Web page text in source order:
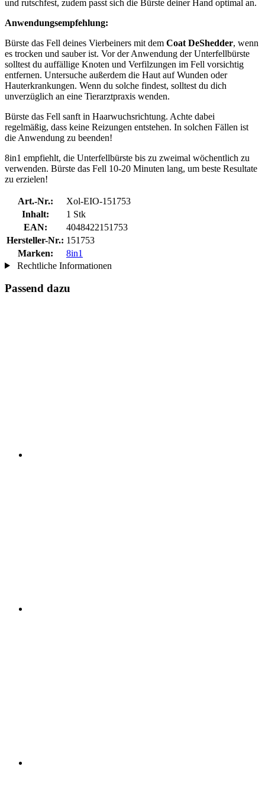
und rutschfest, zudem passt sich die Bürste deiner Hand optimal an.
Anwendungsempfehlung:
Bürste das Fell deines Vierbeiners mit dem Coat DeShedder, wenn
es trocken und sauber ist. Vor der Anwendung der Unterfellbürste
solltest du auffällige Knoten und Verfilzungen im Fell vorsichtig
entfernen. Untersuche außerdem die Haut auf Wunden oder
Hauterkrankungen. Wenn du solche findest, solltest du dich
unverzüglich an eine Tierarztpraxis wenden.
Bürste das Fell sanft in Haarwuchsrichtung. Achte dabei
regelmäßig, dass keine Reizungen entstehen. In solchen Fällen ist
die Anwendung zu beenden!
8in1 empfiehlt, die Unterfellbürste bis zu zweimal wöchentlich zu
verwenden. Bürste das Fell 10-20 Minuten lang, um beste Resultate
zu erzielen!
Art.-Nr.:
Xol-EIO-151753
Inhalt:
1 Stk
EAN:
4048422151753
Hersteller-Nr.: 151753
Marken:
8in1
Rechtliche Informationen
Passend dazu